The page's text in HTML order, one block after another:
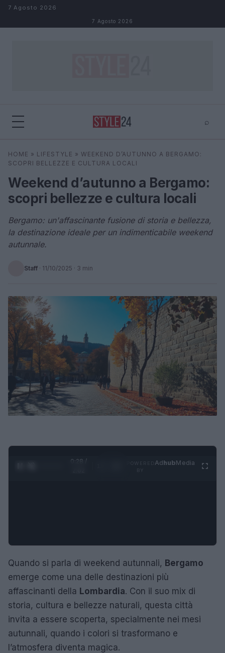
Salta al contenuto
7 Agosto 2026
7 Agosto 2026
⌕
Cerca ⌕
HOME » LIFESTYLE » WEEKEND D’AUTUNNO A BERGAMO:
SCOPRI BELLEZZE E CULTURA LOCALI
Weekend d’autunno a Bergamo:
scopri bellezze e cultura locali
Bergamo: un'affascinante fusione di storia e bellezza,
la destinazione ideale per un indimenticabile weekend
autunnale.
Staff · 11/10/2025 · 3 min
0:29 /
AdhubMedia
Quando si parla di weekend autunnali, Bergamo
emerge come una delle destinazioni più
affascinanti della Lombardia. Con il suo mix di
storia, cultura e bellezze naturali, questa città
invita a essere scoperta, specialmente nei mesi
autunnali, quando i colori si trasformano e
l’atmosfera diventa magica.